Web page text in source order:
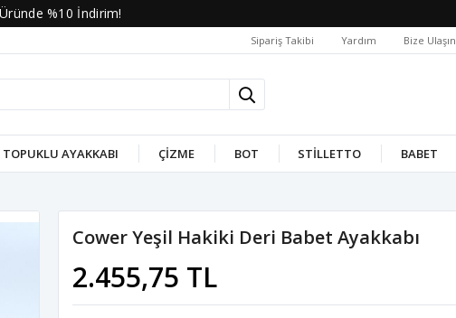
%10 İndirim!
Sipariş Takibi Yardım Bize Ulaşın
TOPUKLU AYAKKABI ÇIZME BOT STILLETTO BABET
Cower Yeşil Hakiki Deri Babet Ayakkabı
2.455,75 TL